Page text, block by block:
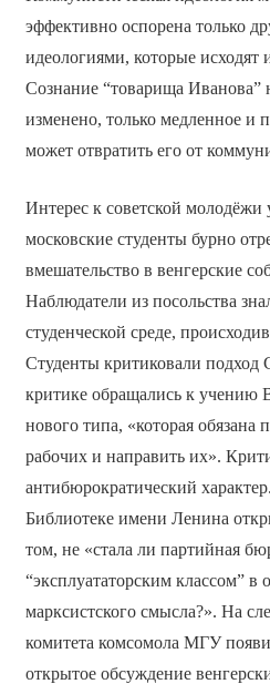
эффективно оспорена только
идеологиями, которые исходят
Сознание “товарища
изменено, только медленное и
может отвратить его от
Интерес к советской молодёжи
московские студенты бурно
вмешательство в венгерские
Наблюдатели из посольства
студенческой среде,
Студенты критиковали
критике обращались к учению
нового типа, «которая обязана
рабочих и направить их».
антибюрократический
Библиотеке имени Ленина
том, не «стала ли партийная
“эксплуататорским классом” в
марксистского смысла?». На
комитета комсомола МГУ
открытое обсуждение